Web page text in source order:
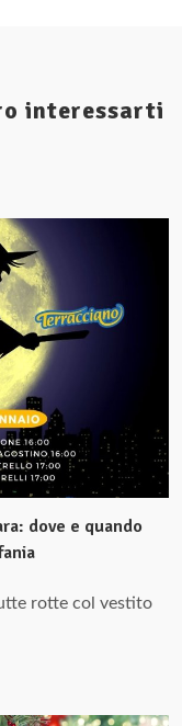
interessarti
dove e quando
rotte col vestito